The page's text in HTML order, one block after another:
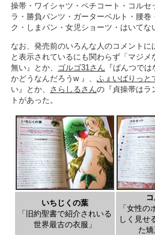
操帯・ワイシャツ・ペチコート・コル
ラ・勝負パンツ・ガーターベルト・腰
ク・しまパン・女児ショーツ・はいてな
なお、発売前のいろんな人のコメントに
と表示されているにも関わらず「マジ
無い』とか、 ゴルゴ31さん 『ぱんつで
かどうなんだろうw 』、 ふぇいばりっと
い』とか、 さらしるさんの『貞操帯はラ
トがあった。
いちじくの葉
「旧約聖書で紹介されいる
世界最古の衣服」
「女性の
しく見せ
た矯